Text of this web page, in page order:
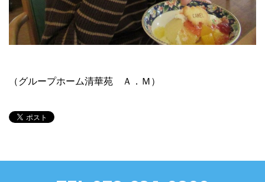
（グループホーム清華苑 Ａ．Ｍ）